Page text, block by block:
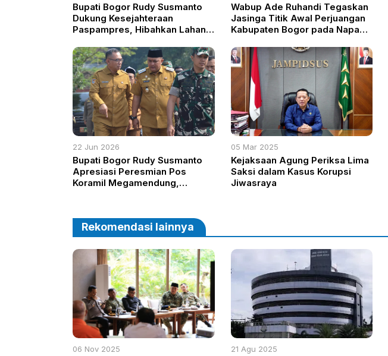
Bupati Bogor Rudy Susmanto
Dukung Kesejahteraan
Paspampres, Hibahkan Lahan
Wabup Ade Ruhandi Tegaskan
Jasinga Titik Awal Perjuangan
Kabupaten Bogor pada Napak
22 Jun 2026
Bupati Bogor Rudy Susmanto
Apresiasi Peresmian Pos
Koramil Megamendung,
05 Mar 2025
Kejaksaan Agung Periksa Lima
Saksi dalam Kasus Korupsi
Jiwasraya
Rekomendasi lainnya
06 Nov 2025 21 Agu 2025